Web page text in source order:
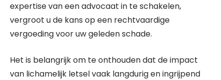
expertise van een advocaat in te schakelen,
vergroot u de kans op een rechtvaardige
vergoeding voor uw geleden schade.
Het is belangrijk om te onthouden dat de impact
van lichamelijk letsel vaak langdurig en ingrijpend